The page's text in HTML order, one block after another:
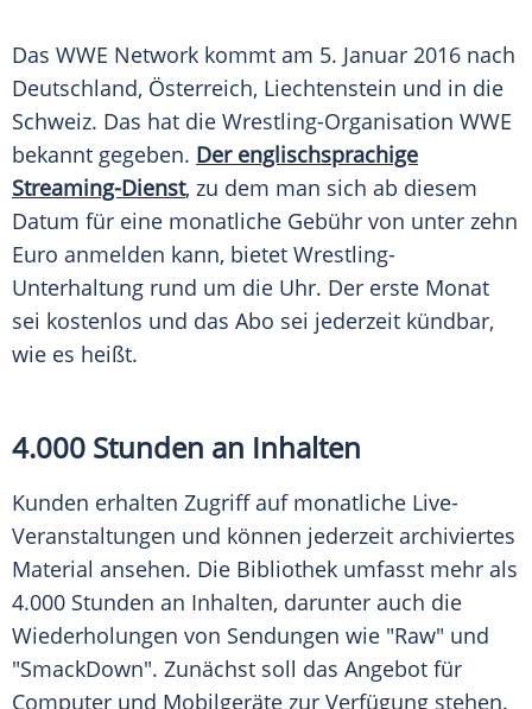
Das WWE Network kommt am 5. Januar 2016 nach
Deutschland, Österreich, Liechtenstein und in die
Schweiz. Das hat die Wrestling-Organisation WWE
bekannt gegeben. Der englischsprachige
Streaming-Dienst, zu dem man sich ab diesem
Datum für eine monatliche Gebühr von unter zehn
Euro anmelden kann, bietet Wrestling-
Unterhaltung rund um die Uhr. Der erste Monat
sei kostenlos und das Abo sei jederzeit kündbar,
wie es heißt.
4.000 Stunden an Inhalten
Kunden erhalten Zugriffauf monatliche Live-
Veranstaltungen und können jederzeit archiviertes
Material ansehen. Die Bibliothek umfasst mehr als
4.000 Stunden an Inhalten, darunter auch die
Wiederholungen von Sendungen wie "Raw" und
"SmackDown". Zunächst soll das Angebot für
Computer und Mobilgeräte zur Verfügung stehen.